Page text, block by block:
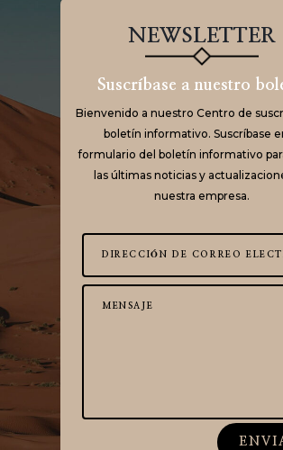
NEWSLETTER
Suscríbase a nuestro
Bienvenido a nuestro Centro de
boletín informativo. Suscríbase
formulario del boletín informativo
las últimas noticias y
nuestra empresa.